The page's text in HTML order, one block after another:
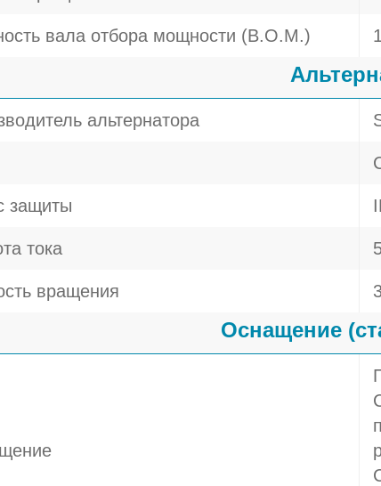
вала отбора мощности (В.О.М.)
альтернатора
защиты
тока
вращения
Оснащение